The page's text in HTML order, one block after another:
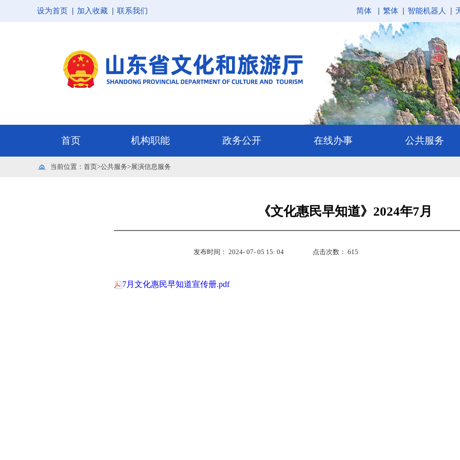
设为首页 加入收藏 联系我们 简体 繁体 智能机器人
当前位置： 首页>公共服务>展演信息服务
《文化惠民早知道》2024年7月
发布时间： 2024- 07- 05 15: 04 点击次数： 615
7月文化惠民早知道宣传册.pdf